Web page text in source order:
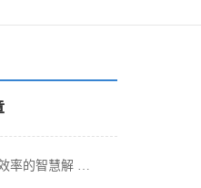
率的智慧解 …